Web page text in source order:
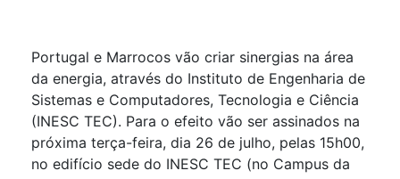
Portugal e Marrocos vão criar sinergias na área
da energia, através do Instituto de Engenharia de
Sistemas e Computadores, Tecnologia e Ciência
(INESC TEC). Para o efeito vão ser assinados na
próxima terça-feira, dia 26 de julho, pelas 15h00,
no edifício sede do INESC TEC (no Campus da